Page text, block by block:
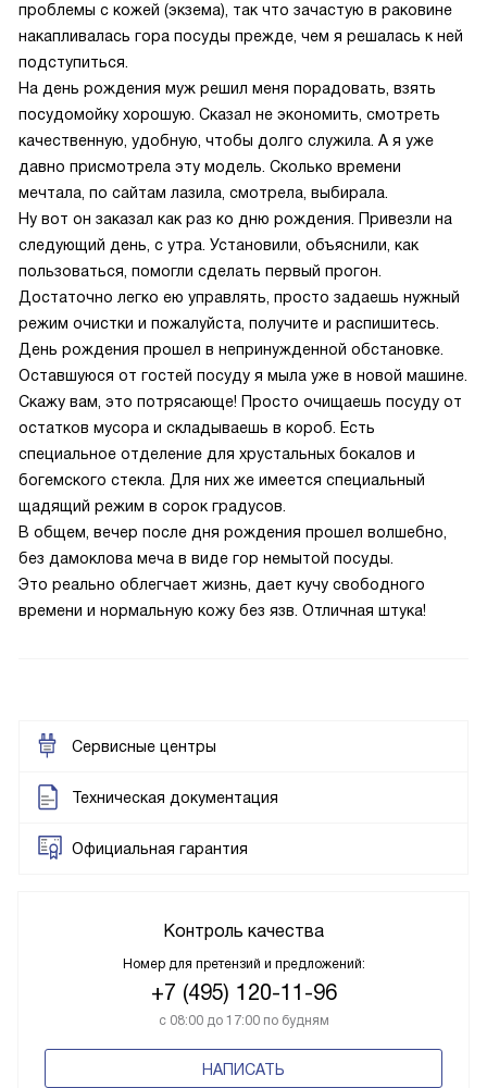
проблемы с кожей (экзема), так что зачастую в раковине
накапливалась гора посуды прежде, чем я решалась к ней
подступиться.
На день рождения муж решил меня порадовать, взять
посудомойку хорошую. Сказал не экономить, смотреть
качественную, удобную, чтобы долго служила. А я уже
давно присмотрела эту модель. Сколько времени
мечтала, по сайтам лазила, смотрела, выбирала.
Ну вот он заказал как раз ко дню рождения. Привезли на
следующий день, с утра. Установили, объяснили, как
пользоваться, помогли сделать первый прогон.
Достаточно легко ею управлять, просто задаешь нужный
режим очистки и пожалуйста, получите и распишитесь.
День рождения прошел в непринужденной обстановке.
Оставшуюся от гостей посуду я мыла уже в новой машине.
Скажу вам, это потрясающе! Просто очищаешь посуду от
остатков мусора и складываешь в короб. Есть
специальное отделение для хрустальных бокалов и
богемского стекла. Для них же имеется специальный
щадящий режим в сорок градусов.
В общем, вечер после дня рождения прошел волшебно,
без дамоклова меча в виде гор немытой посуды.
Это реально облегчает жизнь, дает кучу свободного
времени и нормальную кожу без язв. Отличная штука!
Сервисные центры
Техническая документация
Официальная гарантия
Контроль качества
Номер для претензий и предложений:
+7 (495) 120-11-96
с 08:00 до 17:00 по будням
НАПИСАТЬ